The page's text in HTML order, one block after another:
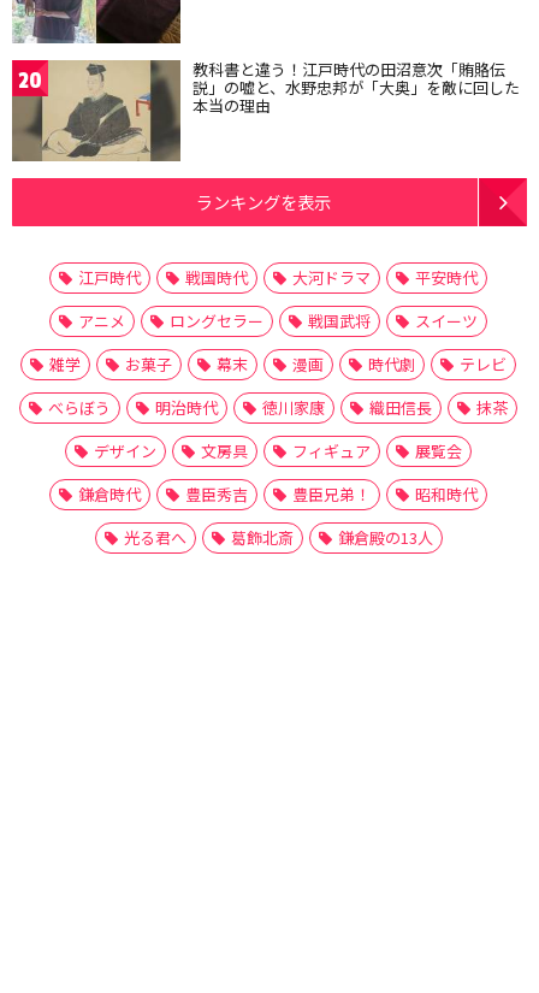
20 教科書と違う！江戸時代の田沼意次「賄賂伝
説」の嘘と、水野忠邦が「大奥」を敵に回した
本当の理由
ランキングを表示
江戸時代 戦国時代 大河ドラマ
平安時代
アニメ
ロングセラー 戦国武将
スイーツ
雑学
お菓子 幕末 漫画 時代劇
テレビ
べらぼう
明治時代 徳川家康 織田信長
抹茶
デザイン
文房具 フィギュア
展覧会
鎌倉時代
豊臣秀吉 豊臣兄弟！
昭和時代
光る君へ
葛飾北斎 鎌倉殿の13人